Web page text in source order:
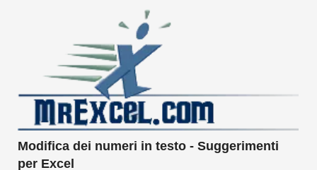
Modifica dei numeri in testo - Suggerimenti
per Excel